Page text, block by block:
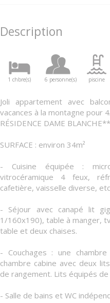
Description
1 chbre(s) 6 personne(s) piscine
Joli appartement avec
vacances à la montagne pour
RÉSIDENCE DAME
SURFACE : environ 34m²
- Cuisine équipée :
vitrocéramique 4 feux,
cafetière, vaisselle diverse,
- Séjour avec canapé lit
1/160x190), table à manger,
table et deux chaises.
- Couchages : une
chambre cabine avec deux
de rangement. Lits équipés
- Salle de bains et WC